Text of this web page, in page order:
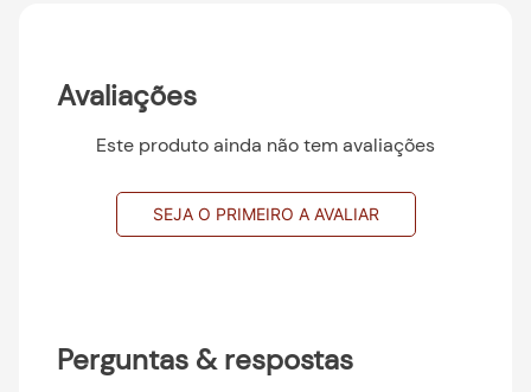
Avaliações
Este produto ainda não tem avaliações
SEJA O PRIMEIRO A AVALIAR
Perguntas & respostas